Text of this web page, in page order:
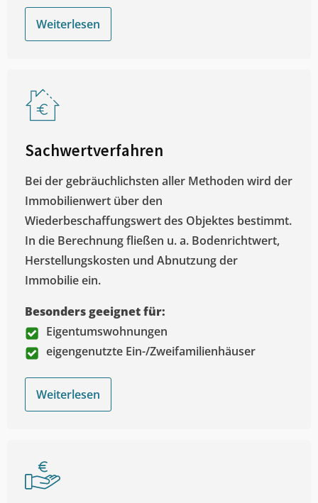
Weiterlesen
Sachwertverfahren
Bei der gebräuchlichsten aller Methoden wird der
Immobilienwert über den
Wiederbeschaffungswert des Objektes bestimmt.
In die Berechnung fließen u. a. Bodenrichtwert,
Herstellungskosten und Abnutzung der
Immobilie ein.
Besonders geeignet für:
Eigentumswohnungen
eigengenutzte Ein-/Zweifamilienhäuser
Weiterlesen